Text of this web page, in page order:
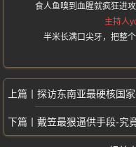
食人鱼嗅到血腥就疯狂进
主持人
半米长满口尖牙，把整
探访东南亚最硬核国家-
戴笠最狠逼供手段-究竟